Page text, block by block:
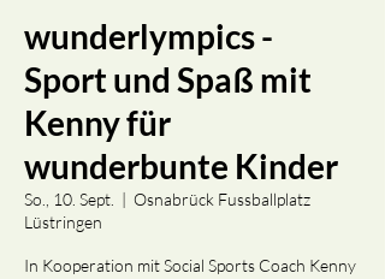
wunderlympics -
Sport und Spaß mit
Kenny für
wunderbunte Kinder
So., 10. Sept.
  |
Osnabrück Fussballplatz
Lüstringen
In Kooperation mit Social Sports Coach Kenny